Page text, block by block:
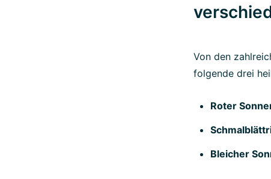
Von den
folgende drei
Roter
Bleicher